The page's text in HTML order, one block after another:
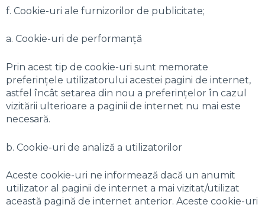
f. Cookie-uri ale furnizorilor de publicitate;
a. Cookie-uri de performanță
Prin acest tip de cookie-uri sunt memorate
preferințele utilizatorului acestei pagini de internet,
astfel încât setarea din nou a preferințelor în cazul
vizitării ulterioare a paginii de internet nu mai este
necesară.
b. Cookie-uri de analiză a utilizatorilor
Aceste cookie-uri ne informează dacă un anumit
utilizator al paginii de internet a mai vizitat/utilizat
această pagină de internet anterior. Aceste cookie-uri